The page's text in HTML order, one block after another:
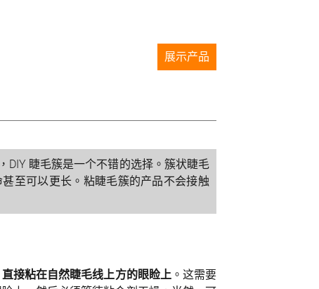
展示产品
DIY 睫毛簇是一个不错的选择。簇状睫毛
至可以更长。粘睫毛簇的产品不会接触
直接粘在自然睫毛线上方的眼睑上。这需要